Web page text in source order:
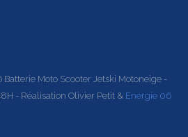
Moto Scooter Jetski Motoneige -
- Réalisation Olivier Petit & Energie 06